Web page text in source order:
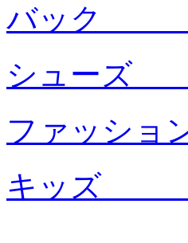
バック
シ
ファッショ
キ